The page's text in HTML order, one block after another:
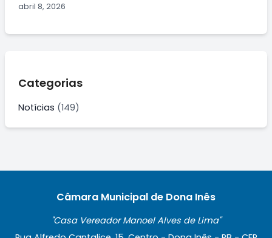
abril 8, 2026
Categorias
Notícias (149)
Câmara Municipal de Dona Inês
"Casa Vereador Manoel Alves de Lima"